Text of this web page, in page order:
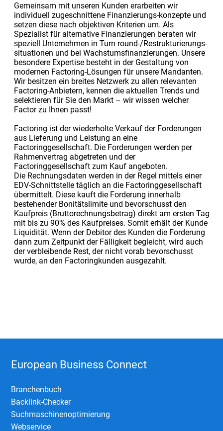
Gemeinsam mit unseren Kunden erarbeiten wir
individuell zugeschnittene Finanzierungs-konzepte und
setzen diese nach objektiven Kriterien um. Als
Spezialist für alternative Finanzierungen beraten wir
speziell Unternehmen in Turn round-/Restrukturierungs-
situationen und bei Wachstumsfinanzierungen. Unsere
besondere Expertise besteht in der Gestaltung von
modernen Factoring-Lösungen für unsere Mandanten.
Wir besitzen ein breites Netzwerk zu allen relevanten
Factoring-Anbietern, kennen die aktuellen Trends und
selektieren für Sie den Markt – wir wissen welcher
Factor zu Ihnen passt!
Factoring ist der wiederholte Verkauf der Forderungen
aus Lieferung und Leistung an eine
Factoringgesellschaft. Die Forderungen werden per
Rahmenvertrag abgetreten und der
Factoringgesellschaft zum Kauf angeboten.
Die Rechnungsdaten werden in der Regel mittels einer
EDV-Schnittstelle täglich an die Factoringgesellschaft
übermittelt. Diese kauft die Forderung innerhalb
bestehender Bonitätslimite und bevorschusst den
Kaufpreis (Bruttorechnungsbetrag) direkt am ersten Tag
mit bis zu 90% des Kaufpreises. Somit erhält der Kunde
Liquidität. Wenn der Debitor des Kunden die Forderung
dann zum Zeitpunkt der Fälligkeit begleicht, wird auch
der verbleibende Rest, der nicht vorab bevorschusst
wurde, an den Factoringkunden ausgezahlt.
European Business Connect
Branchenbuch
Backlink-Checker
Suchmaschinenoptimierung
Webservice